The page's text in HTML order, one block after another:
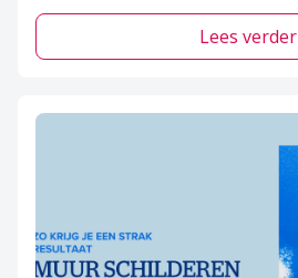
Lees verder